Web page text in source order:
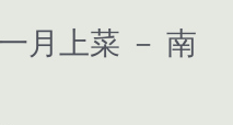
月上菜 － 南